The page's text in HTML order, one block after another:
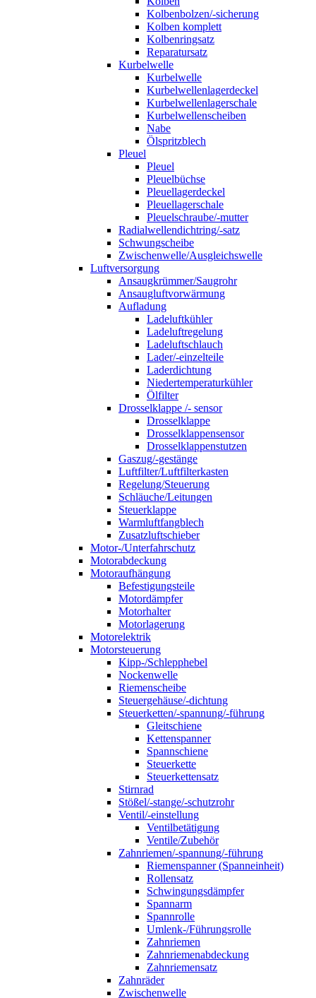
Kolbenbolzen/-sicherung
Kolben komplett
Kolbenringsatz
Reparatursatz
Kurbelwelle
Kurbelwelle
Kurbelwellenlagerdeckel
Kurbelwellenlagerschale
Kurbelwellenscheiben
Nabe
Ölspritzblech
Pleuel
Pleuel
Pleuelbüchse
Pleuellagerdeckel
Pleuellagerschale
Pleuelschraube/-mutter
Radialwellendichtring/-satz
Schwungscheibe
Zwischenwelle/Ausgleichswelle
Luftversorgung
Ansaugkrümmer/Saugrohr
Ansaugluftvorwärmung
Aufladung
Ladeluftkühler
Ladeluftregelung
Ladeluftschlauch
Lader/-einzelteile
Laderdichtung
Niedertemperaturkühler
Ölfilter
Drosselklappe /- sensor
Drosselklappe
Drosselklappensensor
Drosselklappenstutzen
Gaszug/-gestänge
Luftfilter/Luftfilterkasten
Regelung/Steuerung
Schläuche/Leitungen
Steuerklappe
Warmluftfangblech
Zusatzluftschieber
Motor-/Unterfahrschutz
Motorabdeckung
Motoraufhängung
Befestigungsteile
Motordämpfer
Motorhalter
Motorlagerung
Motorelektrik
Motorsteuerung
Kipp-/Schlepphebel
Nockenwelle
Riemenscheibe
Steuergehäuse/-dichtung
Steuerketten/-spannung/-führung
Gleitschiene
Kettenspanner
Spannschiene
Steuerkette
Steuerkettensatz
Stirnrad
Stößel/-stange/-schutzrohr
Ventil/-einstellung
Ventilbetätigung
Ventile/Zubehör
Zahnriemen/-spannung/-führung
Riemenspanner (Spanneinheit)
Rollensatz
Schwingungsdämpfer
Spannarm
Spannrolle
Umlenk-/Führungsrolle
Zahnriemen
Zahnriemenabdeckung
Zahnriemensatz
Zahnräder
Zwischenwelle